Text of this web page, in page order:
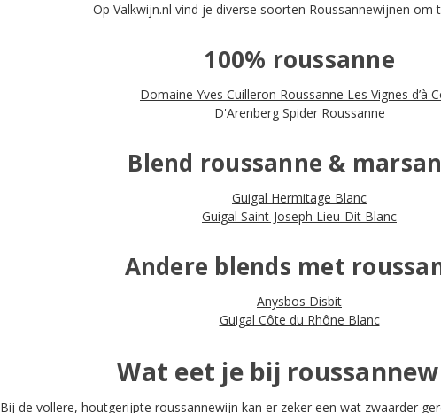
Op Valkwijn.nl vind je diverse soorten Roussannewijnen om
100% roussanne
Domaine Yves Cuilleron Roussanne Les Vignes d’à
D'Arenberg Spider Roussanne
Blend roussanne &
Guigal Hermitage Blanc
Guigal Saint-Joseph Lieu-Dit Blanc
Andere blends met
Anysbos Disbit
Guigal Côte du Rhône Blanc
Wat eet je bij
Bij de vollere, houtgerijpte roussannewijn kan er zeker een wat zwaarder